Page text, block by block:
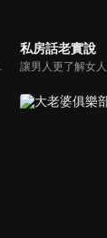
私房話老實說